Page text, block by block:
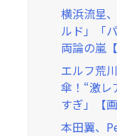
横浜流星
ルド」「
両論の嵐
エルフ荒
傘！“激レ
すぎ」【画
本田翼、